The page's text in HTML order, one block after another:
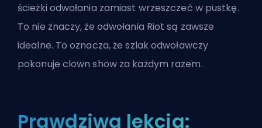
ścieżki odwołania zamiast wrzeszczeć w pustkę.
To nie znaczy, że odwołania Riot są zawsze
idealne. To oznacza, że szlak odwoławczy
pokonuje clown show za każdym razem.
Prawdziwa lekcja: